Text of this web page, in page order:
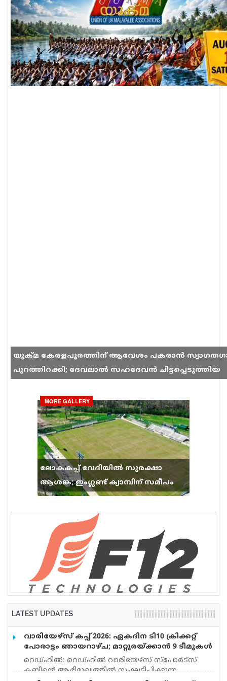
യുക്മ കേരളപൂരത്തിന് ആവേശം പകരാൻ
പുറത്തിറക്കി; ദേവലാൽ സഹദേവൻ ചിട്ടപ്പെടുത്തിയ
MORE GALLERY
ലോകകപ്പ് വേദിയിൽ സുരക്ഷാ
ആശങ്ക; ഇംഗ്ലണ്ട് ക്യാമ്പിന് സമീപം
വെടിവെപ്പ്, 9 പേർക്ക് പരിക്ക്
LATEST UPDATES
വാരിയേഴ്സ് കപ്പ് 2026: ഏകദിന ടി10 ക്രിക്കറ്റ്
പോരാട്ടം ഞായറാഴ്ച; മാറ്റുരയ്ക്കാൻ 9 ടീമുകൾ
റെഡ്ഹിൽ: റെഡ്ഹിൽ വാരിയേഴ്സ് സ്പോർട്സ്
ക്ലബ്ബിന്റെ ആഭിമുഖ്യത്തിൽ സംഘടിപ്പിക്കുന്ന